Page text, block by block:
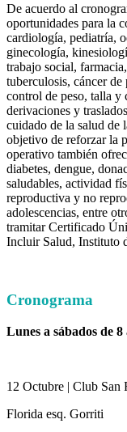
De acuerdo al
oportunidades para la
cardiología, pediatría,
ginecología,
trabajo social,
tuberculosis, cáncer
control de peso, talla y
derivaciones y
cuidado de la salud de
objetivo de reforzar la
operativo también
diabetes, dengue,
saludables, actividad
reproductiva y no
adolescencias, entre
tramitar Certificado
Incluir Salud, Instituto
Cronograma
Lunes a sábados de 8
12 Octubre | Club San
Florida esq. Gorriti